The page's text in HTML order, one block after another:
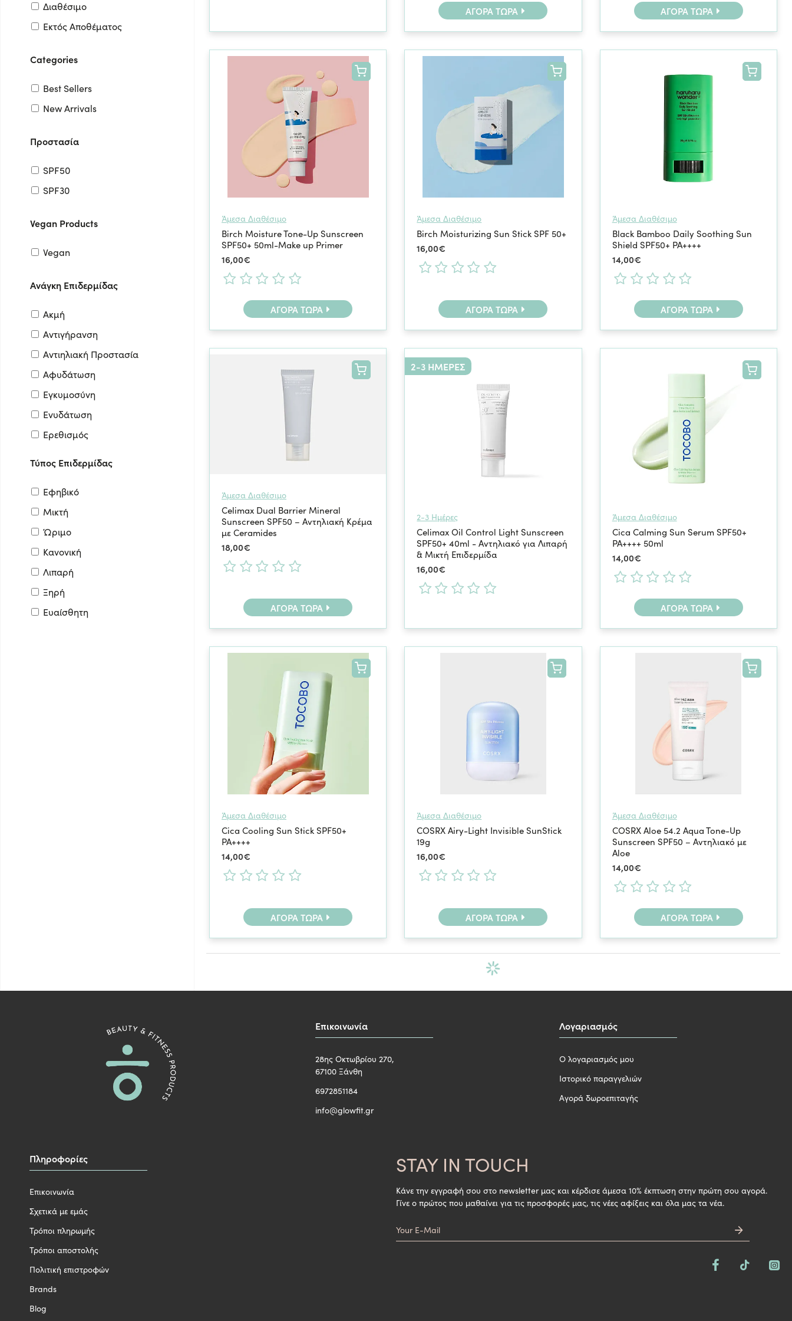
HaruHaru
Isntree
Mary & May
Medicube
Numbuzin
Purito
ROUND LAB
Tirtir
Categories
Best Sellers
New Arrivals
Προστασία
SPF50
SPF30
Vegan Products
Vegan
Ανάγκη Επιδερμίδας
Ακμή
Αντιγήρανση
Αντιηλιακή Προστασία
Αφυδάτωση
Εγκυμοσύνη
Ενυδάτωση
Ερεθισμός
Πανάδες-Κηλιδες
Πόροι
Ροδόχρους Ακμή
Τύπος Επιδερμίδας
Εφηβικό
Μικτή
Ώριμο
Κανονική
Λιπαρή
Ξηρή
Ευαίσθητη
Διαθέσιμο
Εκτός Αποθέματος
ΑΓΟΡΆ ΤΏΡΑ ΑΓΟΡΆ ΤΏΡΑ
Άμεσα Διαθέσιμο
Birch Moisture Tone-Up Sunscreen
SPF50+ 50ml-Make up Primer
16,00€
ΑΓΟΡΆ ΤΏΡΑ
Άμεσα Διαθέσιμο
Birch Moisturizing Sun Stick SPF 50+
16,00€
ΑΓΟΡΆ ΤΏΡΑ
Άμεσα Διαθέσιμο
Black Bamboo Daily Soothing Sun
Shield SPF50+ PA++++
14,00€
ΑΓΟΡΆ ΤΏΡΑ
Άμεσα Διαθέσιμο
Celimax Dual Barrier Mineral
Sunscreen SPF50 – Αντηλιακή Κρέμα
με Ceramides
18,00€
ΑΓΟΡΆ ΤΏΡΑ
2-3 ΗΜΈΡΕΣ
2-3 Ημέρες
Celimax Oil Control Light Sunscreen
SPF50+ 40ml - Αντηλιακό για Λιπαρή
& Μικτή Επιδερμίδα
16,00€
Άμεσα Διαθέσιμο
Cica Calming Sun Serum SPF50+
PA++++ 50ml
14,00€
ΑΓΟΡΆ ΤΏΡΑ
Άμεσα Διαθέσιμο
Cica Cooling Sun Stick SPF50+
PA++++
14,00€
ΑΓΟΡΆ ΤΏΡΑ
Άμεσα Διαθέσιμο
COSRX Airy-Light Invisible SunStick
19g
16,00€
ΑΓΟΡΆ ΤΏΡΑ
Άμεσα Διαθέσιμο
COSRX Aloe 54.2 Aqua Tone-Up
Sunscreen SPF50 – Αντηλιακό με
Aloe
14,00€
ΑΓΟΡΆ ΤΏΡΑ
Επικοινωνία
28ης Οκτωβρίου 270,
67100 Ξάνθη
6972851184
info@glowfit.gr
Λογαριασμός
Ο λογαριασμός μου
Ιστορικό παραγγελιών
Αγορά δωροεπιταγής
Πληροφορίες
Επικοινωνία
Σχετικά με εμάς
Τρόποι πληρωμής
Τρόποι αποστολής
Πολιτική επιστροφών
Brands
Blog
STAY IN TOUCH
Κάνε την εγγραφή σου στο newsletter μας και κέρδισε άμεσα 10% έκπτωση στην πρώτη σου αγορά.
Γίνε ο πρώτος που μαθαίνει για τις προσφορές μας, τις νέες αφίξεις και όλα μας τα νέα.